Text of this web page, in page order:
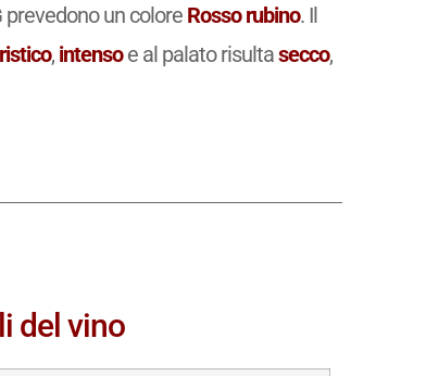
prevedono un colore Rosso rubino. Il
, intensoe al palato risultasecco,
del vino